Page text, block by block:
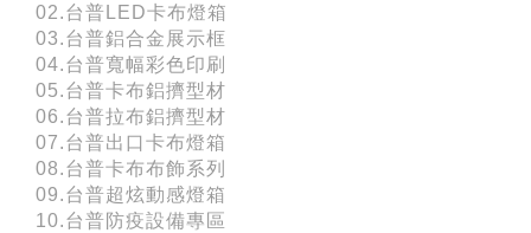
02.台普LED卡布燈箱
03.台普鋁合金展示框
04.台普寬幅彩色印刷
05.台普卡布鋁擠型材
06.台普拉布鋁擠型材
07.台普出口卡布燈箱
08.台普卡布布飾系列
09.台普超炫動感燈箱
10.台普防疫設備專區